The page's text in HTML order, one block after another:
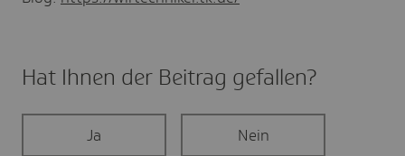
Hat Ihnen der Beitrag gefal­len?
Ja Nein